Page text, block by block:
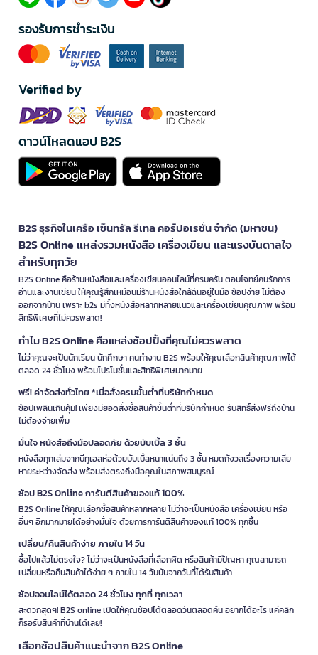
รองรับการชำระเงิน
Verified by
ดาวน์โหลดแอป B2S
B2S ธุรกิจในเครือ เซ็นทรัล รีเทล คอร์ปอเรชั่น จำกัด (มหาชน)
B2S Online แหล่งรวมหนังสือ เครื่องเขียน และแรงบันดาลใจ
สำหรับทุกวัย
B2S Online คือร้านหนังสือและเครื่องเขียนออนไลน์ที่ครบครัน ตอบโจทย์คนรักการ
อ่านและงานเขียน ให้คุณรู้สึกเหมือนมีร้านหนังสือใกล้ฉันอยู่ในมือ ช้อปง่าย ไม่ต้อง
ออกจากบ้าน เพราะ b2s มีทั้งหนังสือหลากหลายแนวและเครื่องเขียนคุณภาพ พร้อม
สิทธิพิเศษที่ไม่ควรพลาด!
ทำไม B2S Online คือแหล่งช้อปปิ้งที่คุณไม่ควรพลาด
ไม่ว่าคุณจะเป็นนักเรียน นักศึกษา คนทำงาน B2S พร้อมให้คุณเลือกสินค้าคุณภาพได้
ตลอด 24 ชั่วโมง พร้อมโปรโมชั่นและสิทธิพิเศษมากมาย
ฟรี! ค่าจัดส่งทั่วไทย *เมื่อสั่งครบขั้นต่ำที่บริษัทกำหนด
ช้อปเพลินเกินคุ้ม! เพียงมียอดสั่งซื้อสินค้าขั้นต่ำที่บริษัทกำหนด รับสิทธิ์ส่งฟรีถึงบ้าน
ไม่ต้องจ่ายเพิ่ม
มั่นใจ หนังสือถึงมือปลอดภัย ด้วยบับเบิ้ล 3 ชั้น
หนังสือทุกเล่มจากบีทูเอสห่อด้วยบับเบิ้ลหนาแน่นถึง 3 ชั้น หมดกังวลเรื่องความเสีย
หายระหว่างจัดส่ง พร้อมส่งตรงถึงมือคุณในสภาพสมบูรณ์
ช้อป B2S Online การันตีสินค้าของแท้ 100%
B2S Online ให้คุณเลือกซื้อสินค้าหลากหลาย ไม่ว่าจะเป็นหนังสือ เครื่องเขียน หรือ
อื่นๆ อีกมากมายได้อย่างมั่นใจ ด้วยการการันตีสินค้าของแท้ 100% ทุกชิ้น
เปลี่ยน/คืนสินค้าง่าย ภายใน 14 วัน
ซื้อไปแล้วไม่ตรงใจ? ไม่ว่าจะเป็นหนังสือที่เลือกผิด หรือสินค้ามีปัญหา คุณสามารถ
เปลี่ยนหรือคืนสินค้าได้ง่าย ๆ ภายใน 14 วันนับจากวันที่ได้รับสินค้า
ช้อปออนไลน์ได้ตลอด 24 ชั่วโมง ทุกที่ ทุกเวลา
สะดวกสุดๆ! B2S online เปิดให้คุณช้อปได้ตลอดวันตลอดคืน อยากได้อะไร แค่คลิก
ก็รอรับสินค้าที่บ้านได้เลย!
เลือกช้อปสินค้าแนะนำจาก B2S Online